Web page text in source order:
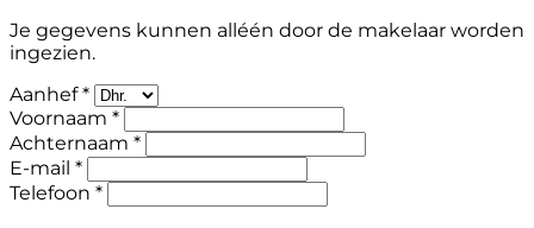
Je gegevens kunnen alléén door de makelaar worden
ingezien.
Aanhef *
Voornaam *
Achternaam *
E-mail *
Telefoon *